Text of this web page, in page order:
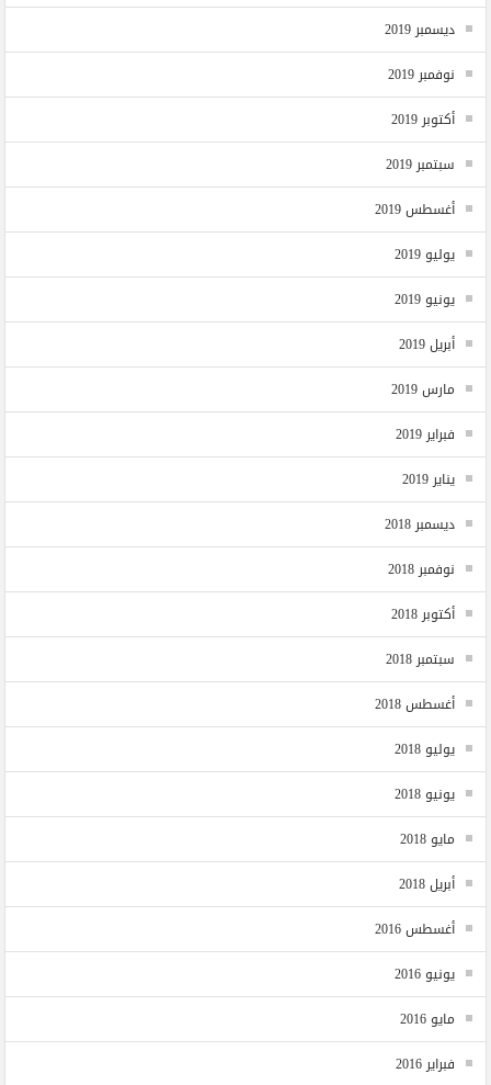
ديسمبر 2019
نوفمبر 2019
أكتوبر 2019
سبتمبر 2019
أغسطس 2019
يوليو 2019
يونيو 2019
أبريل 2019
مارس 2019
فبراير 2019
يناير 2019
ديسمبر 2018
نوفمبر 2018
أكتوبر 2018
سبتمبر 2018
أغسطس 2018
يوليو 2018
يونيو 2018
مايو 2018
أبريل 2018
أغسطس 2016
يونيو 2016
مايو 2016
فبراير 2016